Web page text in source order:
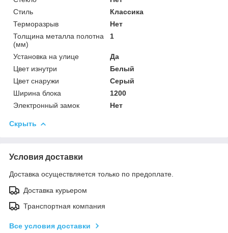
Стиль
Классика
Терморазрыв
Нет
Толщина металла полотна
(мм)
1
Установка на улице
Да
Цвет изнутри
Белый
Цвет снаружи
Серый
Ширина блока
1200
Электронный замок
Нет
Скрыть
Условия доставки
Доставка осуществляется только по предоплате.
Доставка курьером
Транспортная компания
Все условия доставки